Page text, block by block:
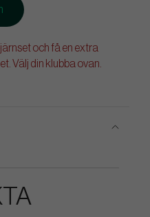
och få en extra
Välj din klubba ovan.